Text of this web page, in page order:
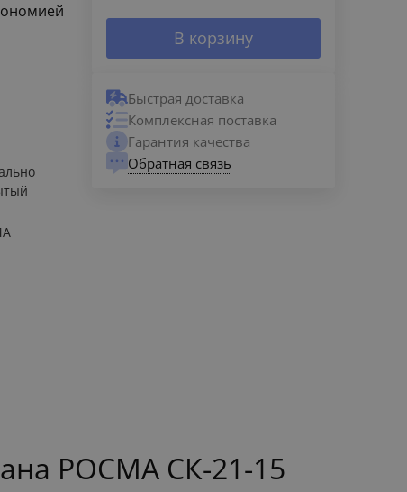
В корзину
Быстрая доставка
Комплексная поставка
Гарантия качества
Обратная связь
РОСМА СК-21-15